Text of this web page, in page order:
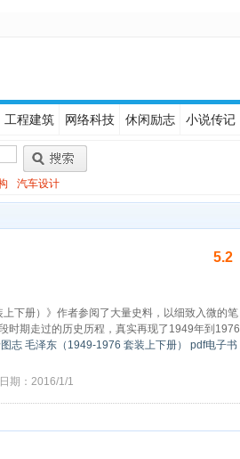
工程建筑 网络科技 休闲励志 小说传记
汽车设计
5.2
册）》作者参阅了大量史料，以细致入微的笔
时期走过的历史历程，真实再现了1949年到1976
志 毛泽东（1949-1976 套装上下册） pdf电子书
期：2016/1/1